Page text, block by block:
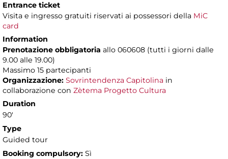
Entrance ticket
Visita e ingresso gratuiti riservati ai possessori della MiC
card
Information
Prenotazione obbligatoria allo 060608 (tutti i giorni dalle
9.00 alle 19.00)
Massimo 15 partecipanti
Organizzazione: Sovrintendenza Capitolina in
collaborazione con Zètema Progetto Cultura
Duration
90'
Type
Guided tour
Booking compulsory: Sì